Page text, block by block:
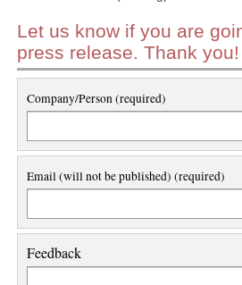
Let us know if you are
press release. Thank you!
Company/Person (required)
Email (will not be published) (required)
Feedback